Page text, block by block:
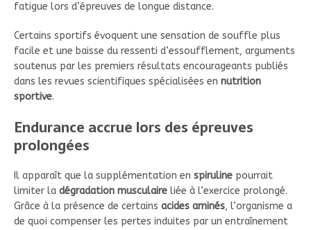
fatigue lors d’épreuves de longue distance.
Certains sportifs évoquent une sensation de souffle plus
facile et une baisse du ressenti d’essoufflement, arguments
soutenus par les premiers résultats encourageants publiés
dans les revues scientifiques spécialisées en nutrition
sportive.
Endurance accrue lors des épreuves
prolongées
Il apparaît que la supplémentation en spiruline pourrait
limiter la dégradation musculaire liée à l’exercice prolongé.
Grâce à la présence de certains acides aminés, l’organisme a
de quoi compenser les pertes induites par un entraînement